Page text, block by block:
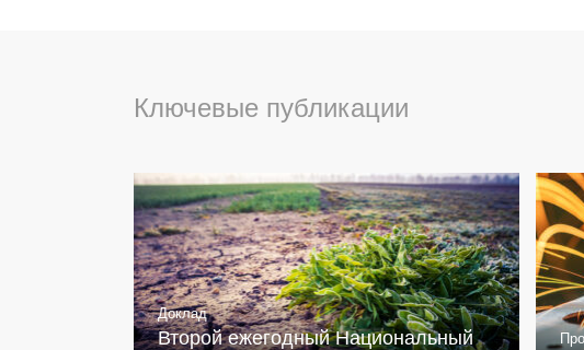
Ключевые публикации
Доклад
Второй ежегодный Национальный